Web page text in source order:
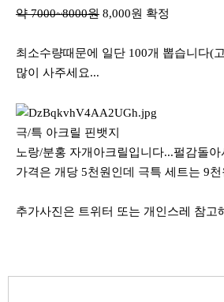
약 7000~8000원 8,000원 확정
최소수량때문에 일단 100개 뽑습니다(
많이 사주세요...
극/특 아크릴 핀뱃지
노랑/분홍 자개아크릴입니다...펄감돌아
가격은 개당 5천원인데 극특 세트는 9
추가사진은 트위터 또는 개인스레 참고